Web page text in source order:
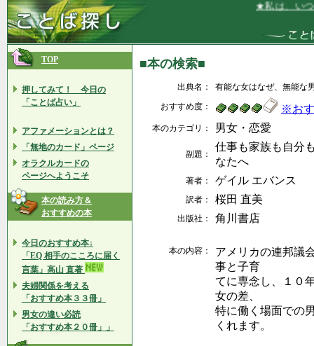
★私は、いつ
TOP
押してみて！ 今日の
「ことば占い」
アファメーションとは？
「無地のカード」ページ
オラクルカードの
ページへようこそ
本の読み方＆
おすすめの本
今日のおすすめ本↓
「EQ 相手のこころに届く
言葉」高山 直著
夫婦関係を考える
「おすすめ本３３冊」
男女の違い必読
「おすすめ本２０冊」」
■本の検索■
出典名：
有能な女はなぜ、無能な
おすすめ度：
※お
本のカテゴリ： 男女・恋愛
副題：
仕事も家族も自分
なたへ
著者： ゲイル エバンス
訳者： 桜田 直美
出版社： 角川書店
本の内容：
アメリカの連邦議
事と子育
てに専念し、１０
女の差、
特に働く場面での
くれます。